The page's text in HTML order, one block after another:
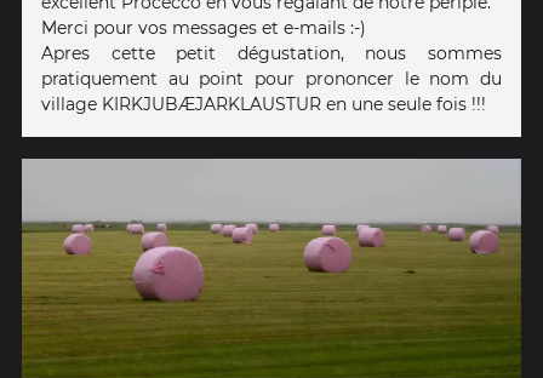
Merci pour vos messages et e-mails :-)
Apres cette petit dégustation, nous sommes
pratiquement au point pour prononcer le nom du
village KIRKJUBÆJARKLAUSTUR en une seule fois !!!